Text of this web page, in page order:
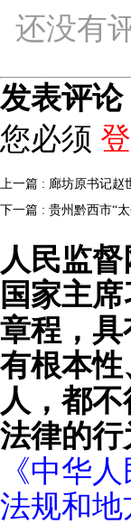
还没有
发表评论
您必须
上一篇 : 廊坊原书记赵
下一篇 : 贵州黔西市“
人民监督
国家主
章程，
有根本
人，都
法律的
《中华
法规和